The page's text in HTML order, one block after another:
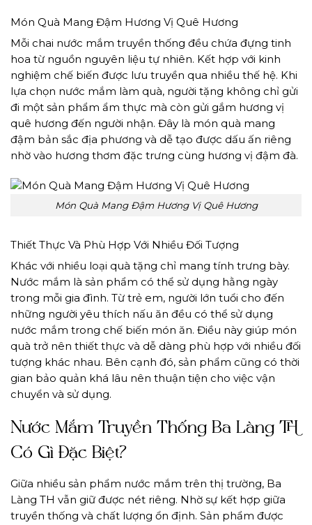
Món Quà Mang Đậm Hương Vị Quê Hương
Mỗi chai nước mắm truyền thống đều chứa đựng tinh
hoa từ nguồn nguyên liệu tự nhiên. Kết hợp với kinh
nghiệm chế biến được lưu truyền qua nhiều thế hệ. Khi
lựa chọn nước mắm làm quà, người tặng không chỉ gửi
đi một sản phẩm ẩm thực mà còn gửi gắm hương vị
quê hương đến người nhận. Đây là món quà mang
đậm bản sắc địa phương và dễ tạo được dấu ấn riêng
nhờ vào hương thơm đặc trưng cùng hương vị đậm đà.
Món Quà Mang Đậm Hương Vị Quê Hương
Thiết Thực Và Phù Hợp Với Nhiều Đối Tượng
Khác với nhiều loại quà tặng chỉ mang tính trưng bày.
Nước mắm là sản phẩm có thể sử dụng hằng ngày
trong mỗi gia đình. Từ trẻ em, người lớn tuổi cho đến
những người yêu thích nấu ăn đều có thể sử dụng
nước mắm trong chế biến món ăn. Điều này giúp món
quà trở nên thiết thực và dễ dàng phù hợp với nhiều đối
tượng khác nhau. Bên cạnh đó, sản phẩm cũng có thời
gian bảo quản khá lâu nên thuận tiện cho việc vận
chuyển và sử dụng.
Nước Mắm Truyền Thống Ba Làng TH
Có Gì Đặc Biệt?
Giữa nhiều sản phẩm nước mắm trên thị trường, Ba
Làng TH vẫn giữ được nét riêng. Nhờ sự kết hợp giữa
truyền thống và chất lượng ổn định. Sản phẩm được